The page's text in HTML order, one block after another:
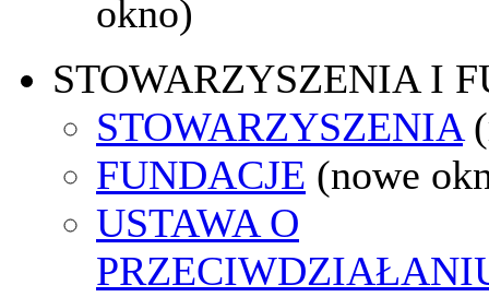
okno)
STOWARZYSZENIA I
STOWARZYSZENIA
FUNDACJE (nowe
USTAWA O